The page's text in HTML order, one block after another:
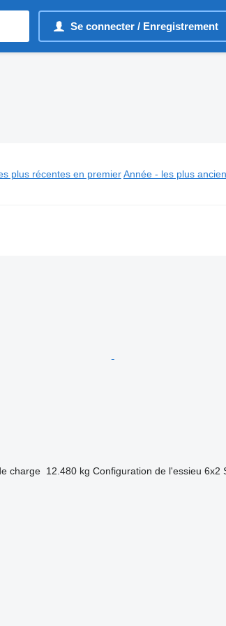
Se connecter / Enregistrement
plus récentes en premier Année - les plus
charge 12.480 kg Configuration de l'essieu 6x2